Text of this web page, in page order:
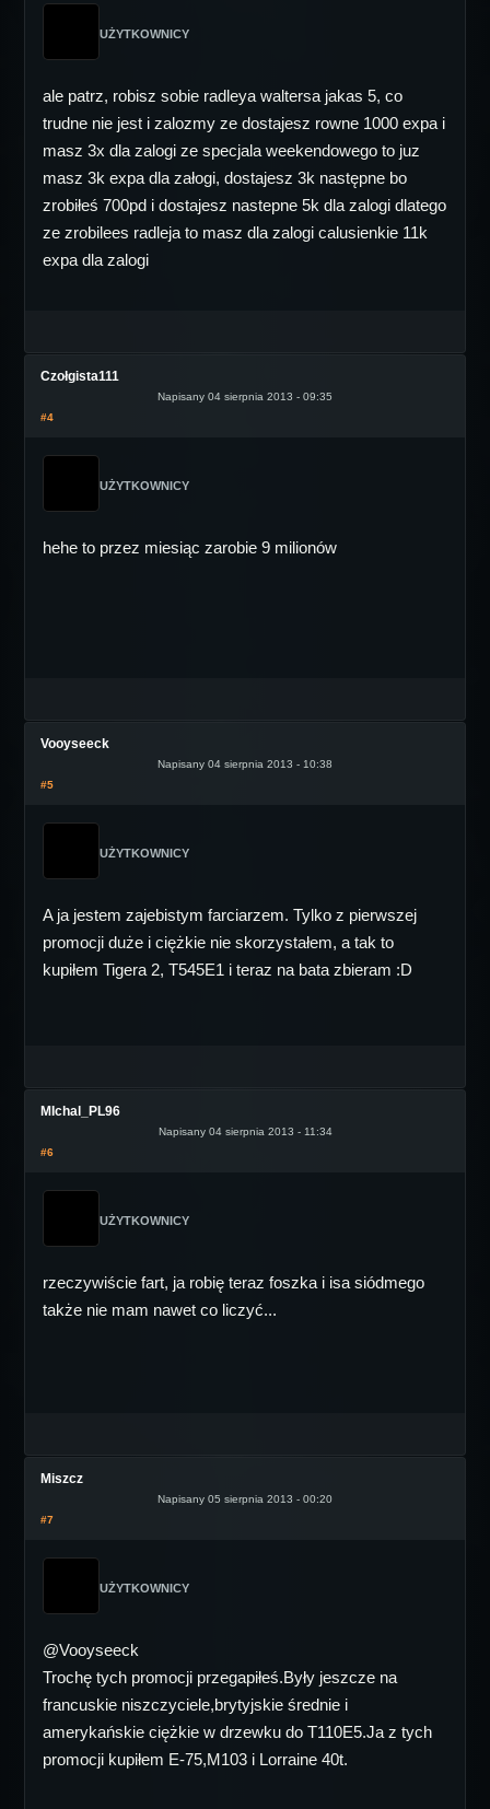
UŻYTKOWNICY
ale patrz, robisz sobie radleya waltersa jakas 5, co
trudne nie jest i zalozmy ze dostajesz rowne 1000 expa i
masz 3x dla zalogi ze specjala weekendowego to juz
masz 3k expa dla załogi, dostajesz 3k następne bo
zrobiłeś 700pd i dostajesz nastepne 5k dla zalogi dlatego
ze zrobilees radleja to masz dla zalogi calusienkie 11k
expa dla zalogi
Czołgista111
Napisany 04 sierpnia 2013 - 09:35
#4
UŻYTKOWNICY
hehe to przez miesiąc zarobie 9 milionów
Vooyseeck
Napisany 04 sierpnia 2013 - 10:38
#5
UŻYTKOWNICY
A ja jestem zajebistym farciarzem. Tylko z pierwszej
promocji duże i ciężkie nie skorzystałem, a tak to
kupiłem Tigera 2, T545E1 i teraz na bata zbieram :D
MIchal_PL96
Napisany 04 sierpnia 2013 - 11:34
#6
UŻYTKOWNICY
rzeczywiście fart, ja robię teraz foszka i isa siódmego
także nie mam nawet co liczyć...
Miszcz
Napisany 05 sierpnia 2013 - 00:20
#7
UŻYTKOWNICY
@Vooyseeck
Trochę tych promocji przegapiłeś.Były jeszcze na
francuskie niszczyciele,brytyjskie średnie i
amerykańskie ciężkie w drzewku do T110E5.Ja z tych
promocji kupiłem E-75,M103 i Lorraine 40t.